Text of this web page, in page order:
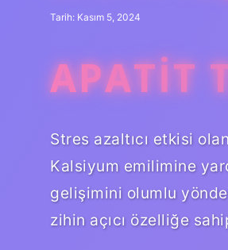
Tarih: Kasım 5, 2024
APATIT
Stres azaltıcı etkisi
Kalsiyum emilimine
gelişimini olumlu
zihin açıcı özelliğe